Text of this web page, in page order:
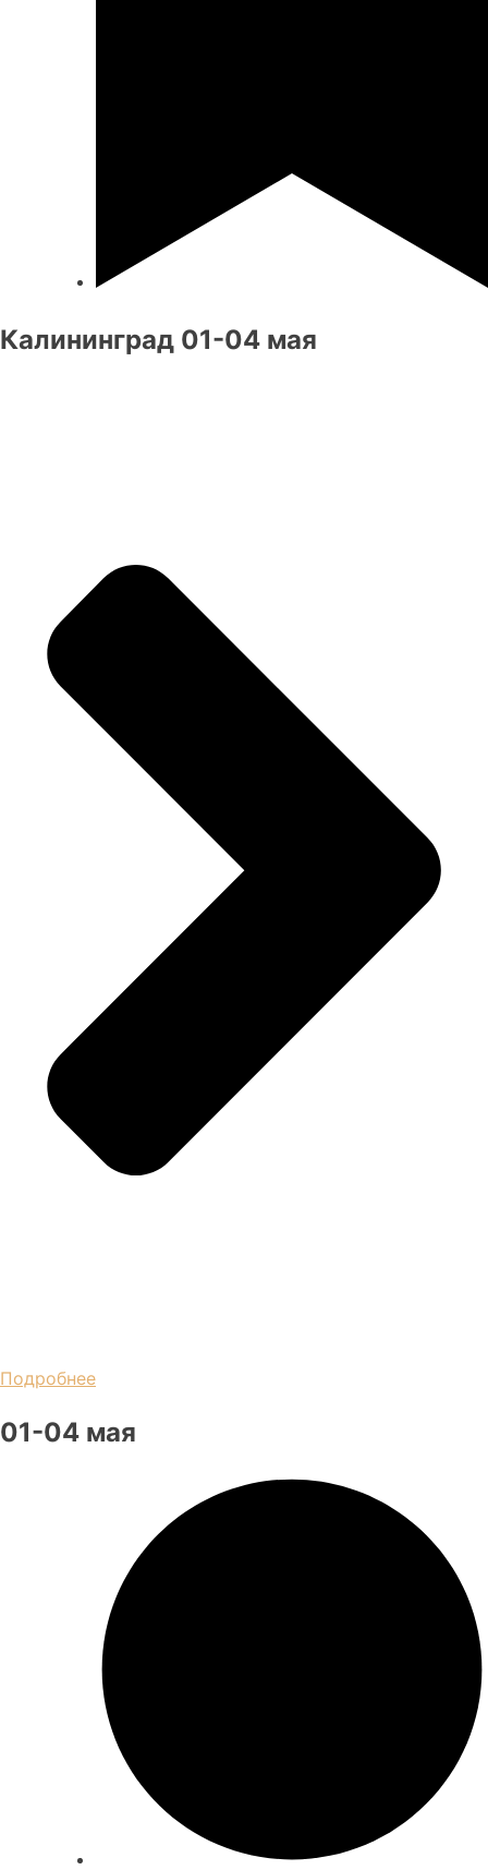
Калининград 01-04 мая
Подробнее
01-04 мая